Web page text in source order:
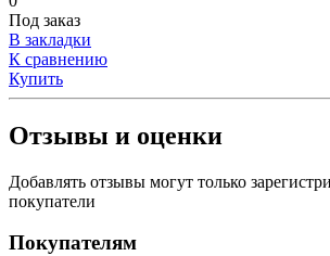
Под заказ
В закладки
К сравнению
Купить
Отзывы и оценки
Добавлять отзывы могут только
покупатели
Покупателям